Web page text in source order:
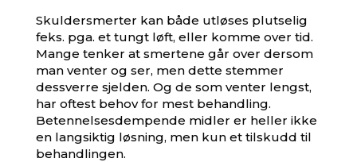
Skuldersmerter kan både utløses plutselig
feks. pga. et tungt løft, eller komme over tid.
Mange tenker at smertene går over dersom
man venter og ser, men dette stemmer
dessverre sjelden. Og de som venter lengst,
har oftest behov for mest behandling.
Betennelsesdempende midler er heller ikke
en langsiktig løsning, men kun et tilskudd til
behandlingen.